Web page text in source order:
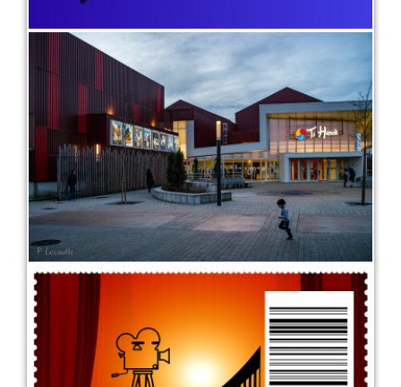
Présentation du ciné en quelques
mots, et quelques images...
1 juin 2022
LIRE PLUS
Vente A Distance (VAD)
5 mai 2022
LIRE PLUS